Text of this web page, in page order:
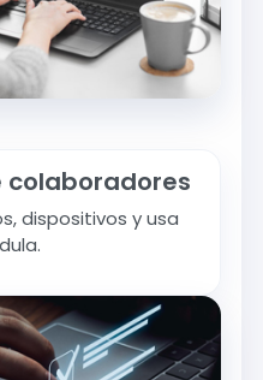
colaboradores
dispositivos y usa